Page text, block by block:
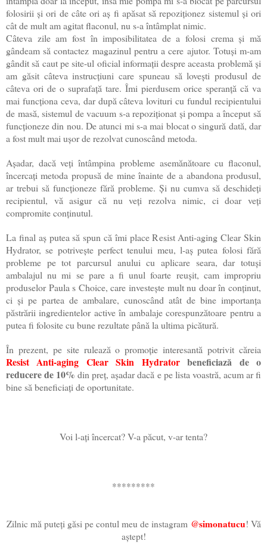
folosirii și ori de câte ori aș fi apăsat să repoziționez sistemul și ori
cât de mult am agitat flaconul, nu s-a întâmplat nimic.
Câteva zile am fost în imposibilitatea de a folosi crema și mă
gândeam să contactez magazinul pentru a cere ajutor. Totuși m-am
gândit să caut pe site-ul oficial informații despre aceasta problemă și
am găsit câteva instrucțiuni care spuneau să lovești produsul de
câteva ori de o suprafață tare. Îmi pierdusem orice speranță că va
mai funcționa ceva, dar după câteva lovituri cu fundul recipientului
de masă, sistemul de vacuum s-a repoziționat și pompa a început să
funcționeze din nou. De atunci mi s-a mai blocat o singură dată, dar
a fost mult mai ușor de rezolvat cunoscând metoda.
Așadar, dacă veți întâmpina probleme asemănătoare cu flaconul,
încercați metoda propusă de mine înainte de a abandona produsul,
ar trebui să funcționeze fără probleme. Și nu cumva să deschideți
recipientul, vă asigur că nu veți rezolva nimic, ci doar veți
compromite conținutul.
La final aș putea să spun că îmi place Resist Anti-aging Clear Skin
Hydrator, se potrivește perfect tenului meu, l-aș putea folosi fără
probleme pe tot parcursul anului cu aplicare seara, dar totuși
ambalajul nu mi se pare a fi unul foarte reușit, cam impropriu
produselor Paula s Choice, care investește mult nu doar în conținut,
ci și pe partea de ambalare, cunoscând atât de bine importanța
păstrării ingredientelor active în ambalaje corespunzătoare pentru a
putea fi folosite cu bune rezultate până la ultima picătură.
În prezent, pe site rulează o promoție interesantă potrivit căreia
Resist Anti-aging Clear Skin Hydratorbeneficiază de o
reducere de 10%din preț, așadar dacă e pe lista voastră, acum ar fi
bine să beneficiați de oportunitate.
Voi l-ați încercat? V-a păcut, v-ar tenta?
*********
Zilnic mă puteți găsi pe contul meu de instagram @simonatucu! Vă
aștept!